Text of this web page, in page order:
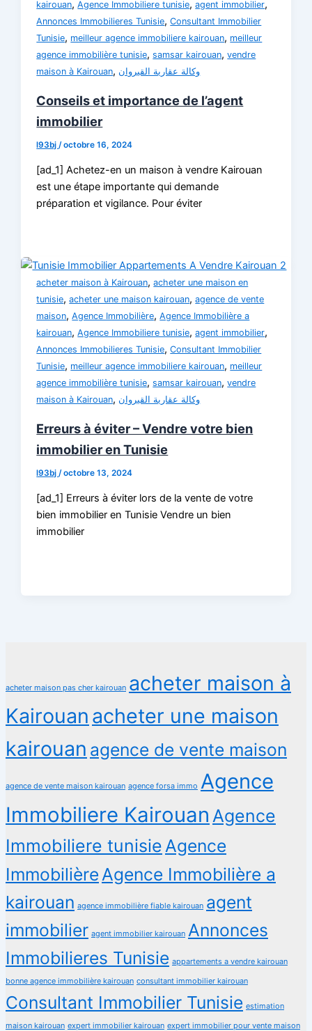
kairouan,Agence Immobiliere tunisie,agent immobilier,
Annonces Immobilieres Tunisie,Consultant Immobilier
Tunisie, meilleur agence immobiliere kairouan, meilleur
agence immobilière tunisie,samsar kairouan,vendre
maison à Kairouan, وكالة عقارية القيروان
Conseils et importance de l’agent
immobilier
l93bj/octobre 16, 2024
[ad_1] Achetez-en un maison à vendre Kairouan
est une étape importante qui demande
préparation et vigilance. Pour éviter
acheter maison à Kairouan,acheter une maison en
tunisie,acheter une maison kairouan,agence de vente
maison,Agence Immobilière,Agence Immobilière a
kairouan,Agence Immobiliere tunisie,agent immobilier,
Annonces Immobilieres Tunisie,Consultant Immobilier
Tunisie, meilleur agence immobiliere kairouan, meilleur
agence immobilière tunisie,samsar kairouan,vendre
maison à Kairouan, وكالة عقارية القيروان
Erreurs à éviter – Vendre votre bien
immobilier en Tunisie
l93bj/octobre 13, 2024
[ad_1] Erreurs à éviter lors de la vente de votre
bien immobilier en Tunisie Vendre un bien
immobilier
acheter maison pas cher kairouan acheter maison à
Kairouan acheter une maison
kairouan agence de vente maison
agence de vente maison kairouan agence forsa immo Agence
Immobiliere Kairouan Agence
Immobiliere tunisie Agence
Immobilière Agence Immobilière a
kairouan agence immobilière fiable kairouan agent
immobilier agent immobilier kairouan Annonces
Immobilieres Tunisie appartements a vendre kairouan
bonne agence immobilière kairouan consultant immobilier kairouan
Consultant Immobilier Tunisie estimation
maison kairouan expert immobilier kairouan expert immobilier pour vente maison